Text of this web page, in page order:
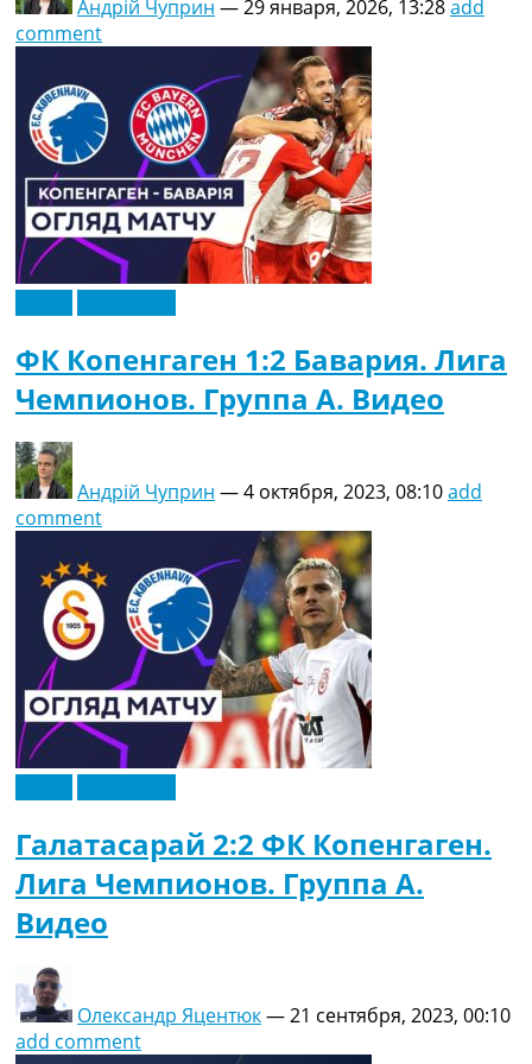
Андрій Чуприн —29 января, 2026, 13:28add
comment
ФК Копенгаген 1:2 Бавария. Лига
Чемпионов. Группа A. Видео
Андрій Чуприн —4 октября, 2023, 08:10add
comment
Галатасарай 2:2 ФК Копенгаген.
Лига Чемпионов. Группа A.
Видео
Олександр Яцентюк—21 сентября, 2023, 00:10
add comment